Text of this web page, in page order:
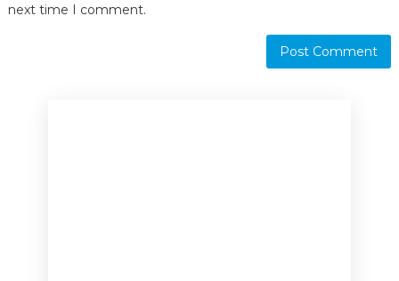
next time I comment.